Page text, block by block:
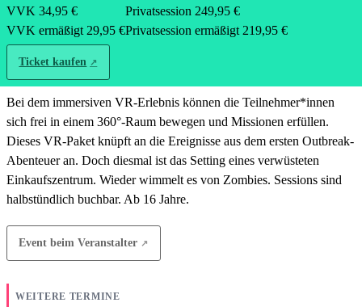
VVK 34,95 €
VVK ermäßigt 29,95 €
Privatsession 249,95 €
Privatsession ermäßigt 219,95 €
Ticket kaufen
Bei dem immersiven VR-Erlebnis können die Teilnehmer*innen
sich frei in einem 360°-Raum bewegen und Missionen erfüllen.
Dieses VR-Paket knüpft an die Ereignisse aus dem ersten Outbreak-
Abenteuer an. Doch diesmal ist das Setting eines verwüsteten
Einkaufszentrum. Wieder wimmelt es von Zombies. Sessions sind
halbstündlich buchbar. Ab 16 Jahre.
Event beim Veranstalter
WEITERE TERMINE